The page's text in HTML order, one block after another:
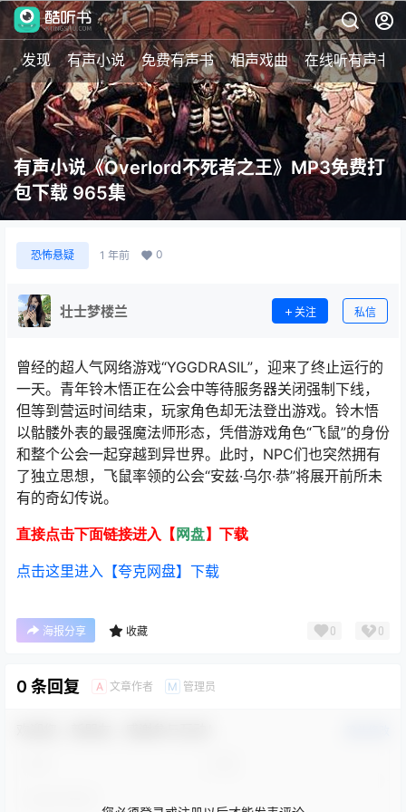
发现 有声小说 免费有声书 相声戏曲 在线听有声书
有声小说《Overlord不死者之王》MP3免费打
包下载 965集
恐怖悬疑 1 年前 0
壮士梦楼兰 关注 私信
曾经的超人气网络游戏“YGGDRASIL”，迎来了终止运行的
一天。青年铃木悟正在公会中等待服务器关闭强制下线，
但等到营运时间结束，玩家角色却无法登出游戏。铃木悟
以骷髅外表的最强魔法师形态，凭借游戏角色“飞鼠”的身份
和整个公会一起穿越到异世界。此时，NPC们也突然拥有
了独立思想，飞鼠率领的公会“安兹·乌尔·恭”将展开前所未
有的奇幻传说。
直接点击下面链接进入【 网盘】下载
点击这里进入【夸克网盘】下载
海报分享 收藏 0 0
0 条回复 A 文章作者 M 管理员